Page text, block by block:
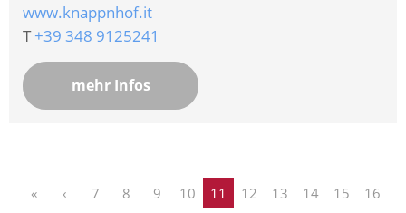
www.knappnhof.it
T+39 348 9125241
mehr Infos
« ‹ 7 8 9 10 11 12 13 14 15
16